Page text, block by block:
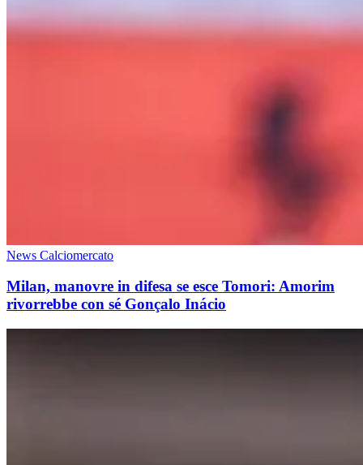
News Calciomercato
Milan, manovre in difesa se esce Tomori: Amorim
rivorrebbe con sé Gonçalo Inácio